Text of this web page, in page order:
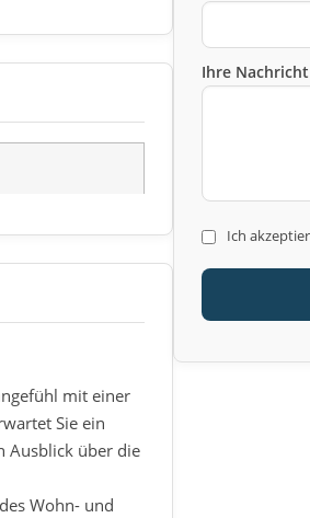
mit einer
Sie ein
Ausblick über die
Wohn- und
Ihre Nachricht
Ich